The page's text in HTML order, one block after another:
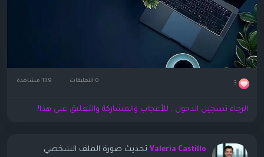
3 0 التعليقات
الرجاء تسجيل الدخول , للأعجاب والمشاركة والتعليق على هذا!
Valeria Castillo تحديث صورة الملف الشخصي